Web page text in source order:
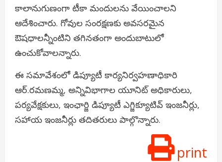
కాలానుగుణంగా టీకా మందులను వేయించాలని
ఆదేశించారు. గోవుల సంరక్షణకు అవసరమైన
ఔషధాలన్నీంటిని తగినతంగా అందుబాటులో
ఉంచుకోవాలన్నారు.
ఈ సమావేశంలో డిప్యూటీ కార్యనిర్వహణాధికారి
ఆర్.రమణమ్మ, అన్నివిభాగాల యూనిట్ అధికారులు,
పర్యవేక్షకులు, ఇంఛార్జి డిప్యూటీ ఎగ్జిక్యూటివ్ ఇంజనీర్లు,
సహాయ ఇంజనీర్లు తదితరులు పాల్గొన్నారు.
print